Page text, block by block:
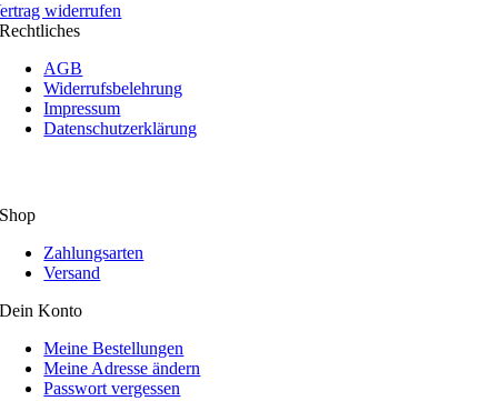
widerrufen
Rechtliches
AGB
Widerrufsbelehrung
Impressum
Datenschutzerklärung
Shop
Zahlungsarten
Versand
Dein Konto
Meine Bestellungen
Meine Adresse ändern
Passwort vergessen